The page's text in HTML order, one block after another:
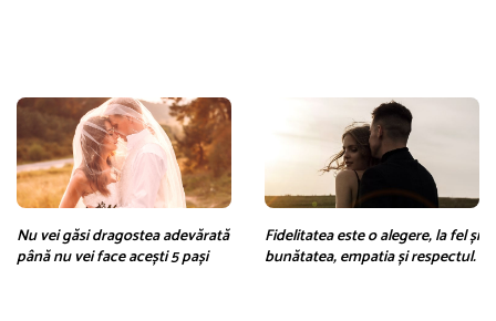
Nu vei găsi dragostea adevărată
până nu vei face acești 5 pași
Fidelitatea este o alegere, la fel și
bunătatea, empatia și respectul.